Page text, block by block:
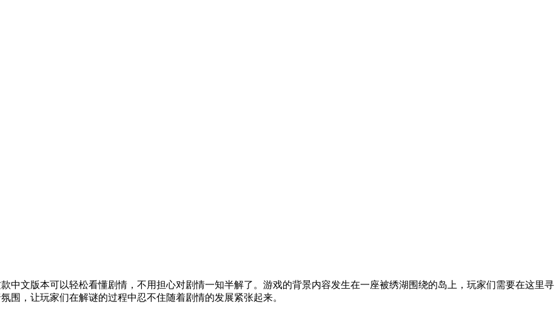
中文版本可以轻松看懂剧情，不用担心对剧情一知半解了。游戏的背景内容发生在一座被绣湖围绕的岛上，玩家们需要在这里寻
围，让玩家们在解谜的过程中忍不住随着剧情的发展紧张起来。